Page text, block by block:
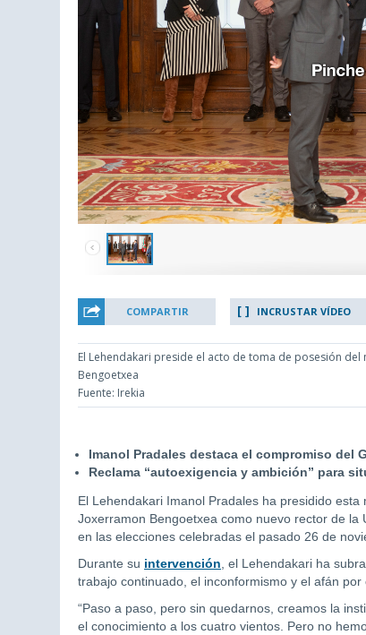
COMPARTIR INCRUSTAR VÍDEO
El Lehendakari preside el acto de toma de posesión del
Bengoetxea
Fuente: Irekia
Imanol Pradales destaca el compromiso del
Reclama “autoexigencia y ambición” para
El Lehendakari Imanol Pradales ha presidido
Joxerramon Bengoetxea como nuevo rector de la
en las elecciones celebradas el pasado 26 de
Durante su intervención , el Lehendakari ha
trabajo continuado, el inconformismo y el afán por
“Paso a paso, pero sin quedarnos, creamos la
el conocimiento a los cuatro vientos. Pero no